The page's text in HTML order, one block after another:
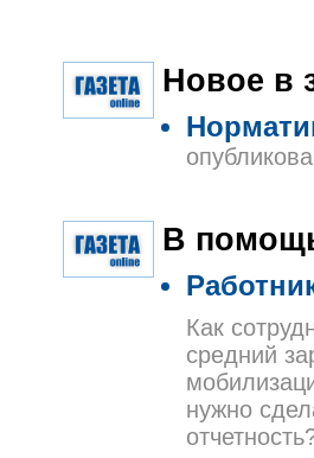
Новое в
В
Как
средний
нужно